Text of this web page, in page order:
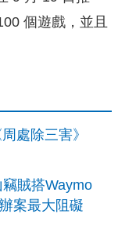
個遊戲，並且
處除三害》
賊搭Waymo
案最大阻礙